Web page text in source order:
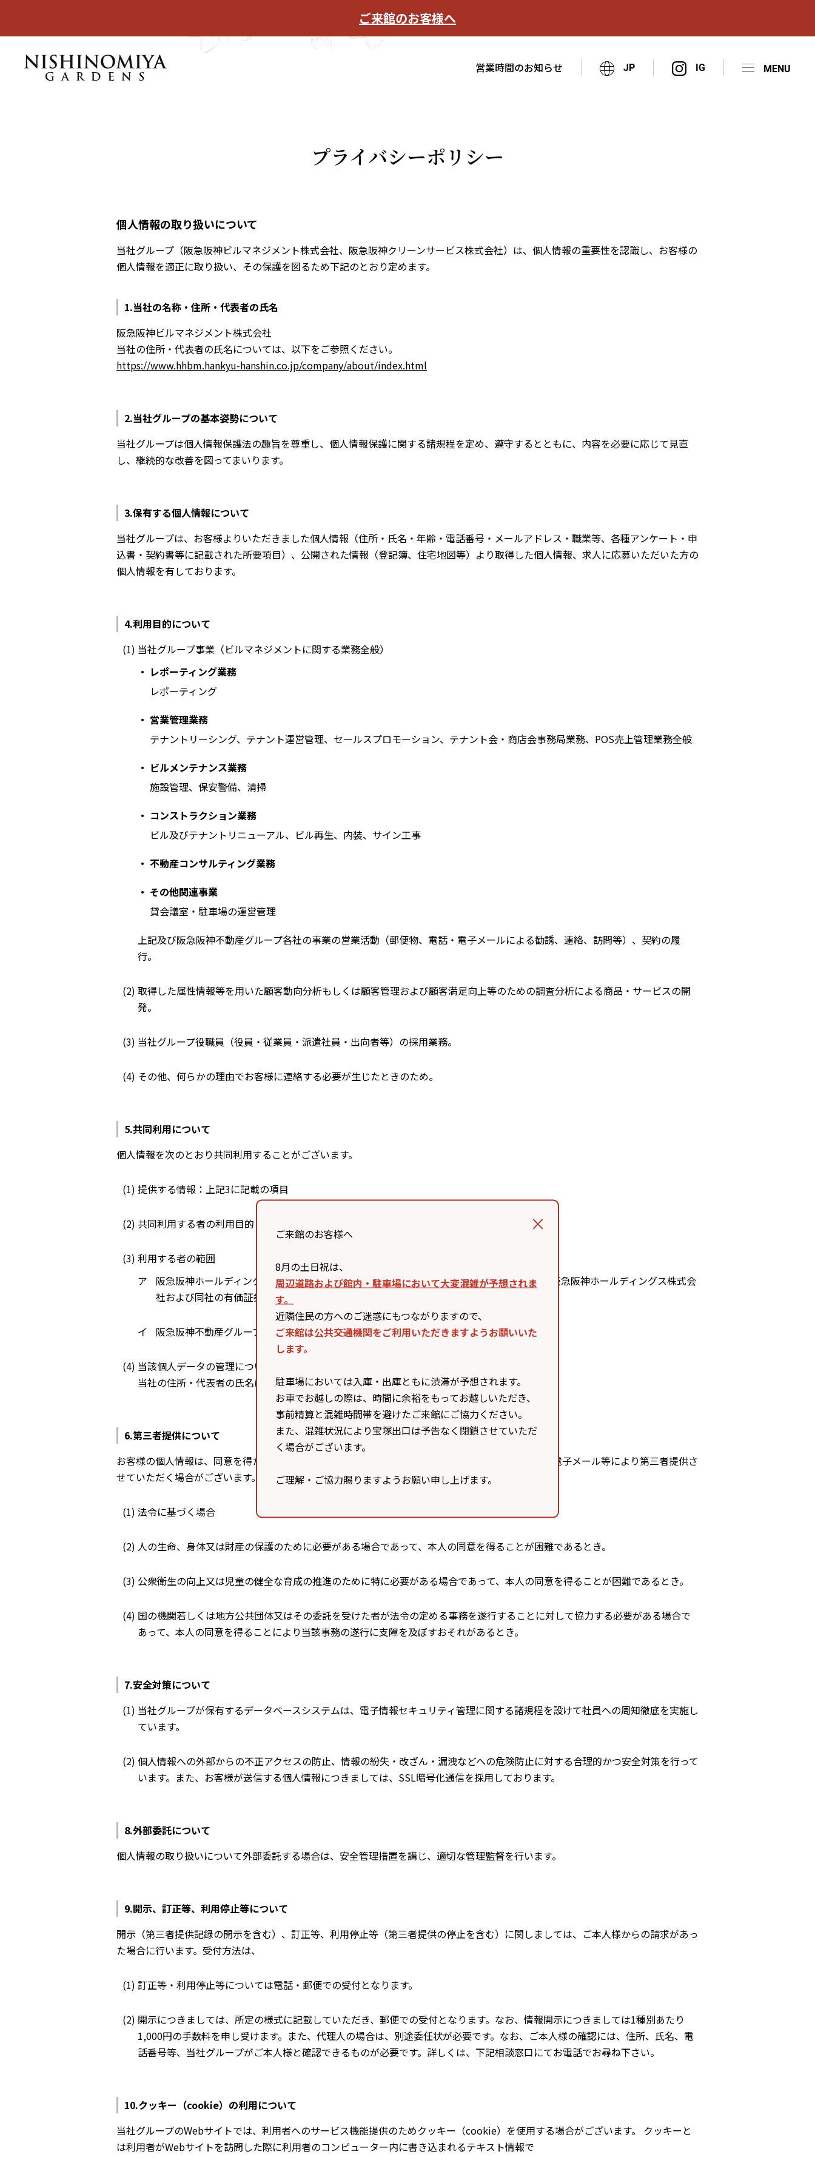
ご来館のお客様へ
営業時間のお知らせ JP
ご来館のお客様へ
8月の土日祝は、
周辺道路および館内・駐車場において大変混雑が予想されま
す。
近隣住民の方へのご迷惑にもつながりますので、
ご来館は公共交通機関をご利用いただきますようお願いいた
します。
駐車場においては入庫・出庫ともに渋滞が予想されます。
お車でお越しの際は、時間に余裕をもってお越しいただき、
事前精算と混雑時間帯を避けたご来館にご協力ください。
また、混雑状況により宝塚出口は予告なく閉鎖させていただ
く場合がございます。
ご理解・ご協力賜りますようお願い申し上げます。
プライバシーポリシー
個人情報の取り扱いについて
当社グループ（阪急阪神ビルマネジメント株式会社、阪急阪神クリーンサービス株式会社）は、個人情報の重要性を認識し、お客様の
個人情報を適正に取り扱い、その保護を図るため下記のとおり定めます。
当社の名称・住所・代表者の氏名
阪急阪神ビルマネジメント株式会社
当社の住所・代表者の氏名については、以下をご参照ください。
https://www.hhbm.hankyu-hanshin.co.jp/company/about/index.html
当社グループの基本姿勢について
当社グループは個人情報保護法の趣旨を尊重し、個人情報保護に関する諸規程を定め、遵守するとともに、内容を必要に応じて見直
し、継続的な改善を図ってまいります。
保有する個人情報について
当社グループは、お客様よりいただきました個人情報（住所・氏名・年齢・電話番号・メールアドレス・職業等、各種アンケート・申
込書・契約書等に記載された所要項目）、公開された情報（登記簿、住宅地図等）より取得した個人情報、求人に応募いただいた方の
個人情報を有しております。
利用目的について
当社グループ事業（ビルマネジメントに関する業務全般）
レポーティング業務
レポーティング
営業管理業務
テナントリーシング、テナント運営管理、セールスプロモーション、テナント会・商店会事務局業務、POS売上管理業務全般
ビルメンテナンス業務
施設管理、保安警備、清掃
コンストラクション業務
ビル及びテナントリニューアル、ビル再生、内装、サイン工事
不動産コンサルティング業務
その他関連事業
貸会議室・駐車場の運営管理
上記及び阪急阪神不動産グループ各社の事業の営業活動（郵便物、電話・電子メールによる勧誘、連絡、訪問等）、契約の履
行。
取得した属性情報等を用いた顧客動向分析もしくは顧客管理および顧客満足向上等のための調査分析による商品・サービスの開
発。
当社グループ役職員（役員・従業員・派遣社員・出向者等）の採用業務。
その他、何らかの理由でお客様に連絡する必要が生じたときのため。
共同利用について
個人情報を次のとおり共同利用することがございます。
提供する情報：上記3に記載の項目
共同利用する者の利用目的：上記4に記載の利用目的
利用する者の範囲
阪急阪神ホールディングスグループ各社（※阪急阪神ホールディングスグループ各社とは、阪急阪神ホールディングス株式会
社および同社の有価証券報告書に記載されている同社の連結子会社をさします。）
阪急阪神不動産グループ各社（https://www.hhp.co.jp/corp/group/ ）
当該個人データの管理について責任を有する者：阪急阪神ビルマネジメント株式会社
当社の住所・代表者の氏名については、上記1をご参照ください。
第三者提供について
お客様の個人情報は、同意を得た場合と下記の場合に、必要な範囲において、書面、郵便物、電話、電子メール等により第三者提供さ
せていただく場合がございます。
法令に基づく場合
人の生命、身体又は財産の保護のために必要がある場合であって、本人の同意を得ることが困難であるとき。
公衆衛生の向上又は児童の健全な育成の推進のために特に必要がある場合であって、本人の同意を得ることが困難であるとき。
国の機関若しくは地方公共団体又はその委託を受けた者が法令の定める事務を遂行することに対して協力する必要がある場合で
あって、本人の同意を得ることにより当該事務の遂行に支障を及ぼすおそれがあるとき。
安全対策について
当社グループが保有するデータベースシステムは、電子情報セキュリティ管理に関する諸規程を設けて社員への周知徹底を実施し
ています。
個人情報への外部からの不正アクセスの防止、情報の紛失・改ざん・漏洩などへの危険防止に対する合理的かつ安全対策を行って
います。また、お客様が送信する個人情報につきましては、SSL暗号化通信を採用しております。
外部委託について
個人情報の取り扱いについて外部委託する場合は、安全管理措置を講じ、適切な管理監督を行います。
開示、訂正等、利用停止等について
開示（第三者提供記録の開示を含む）、訂正等、利用停止等（第三者提供の停止を含む）に関しましては、ご本人様からの請求があっ
た場合に行います。受付方法は、
訂正等・利用停止等については電話・郵便での受付となります。
開示につきましては、所定の様式に記載していただき、郵便での受付となります。なお、情報開示につきましては1種別あたり
1,000円の手数料を申し受けます。また、代理人の場合は、別途委任状が必要です。なお、ご本人様の確認には、住所、氏名、電
話番号等、当社グループがご本人様と確認できるものが必要です。詳しくは、下記相談窓口にてお電話でお尋ね下さい。
クッキー（cookie）の利用について
当社グループのWebサイトでは、利用者へのサービス機能提供のためクッキー（cookie）を使用する場合がございます。 クッキーと
は利用者がWebサイトを訪問した際に利用者のコンピューター内に書き込まれるテキスト情報で